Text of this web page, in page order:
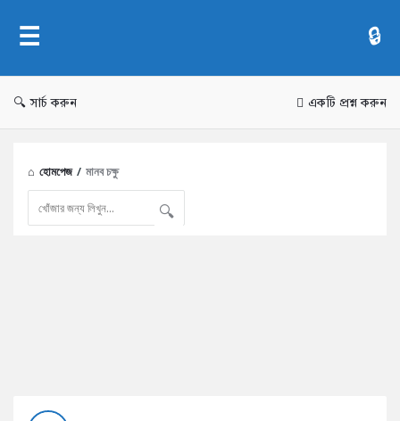
সার্চ করুন একটি প্রশ্ন করুন
হোমপেজ / মানব চক্ষু
AddaBuzz.net